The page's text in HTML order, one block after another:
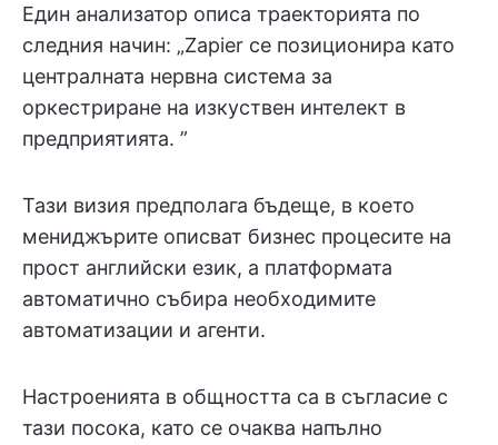
Един анализатор описа траекторията по
следния начин: „Zapier се позиционира като
централната нервна система за
оркестриране на изкуствен интелект в
предприятията. ”
Тази визия предполага бъдеще, в което
мениджърите описват бизнес процесите на
прост английски език, а платформата
автоматично събира необходимите
автоматизации и агенти.
Настроенията в общността са в съгласие с
тази посока, като се очаква напълно